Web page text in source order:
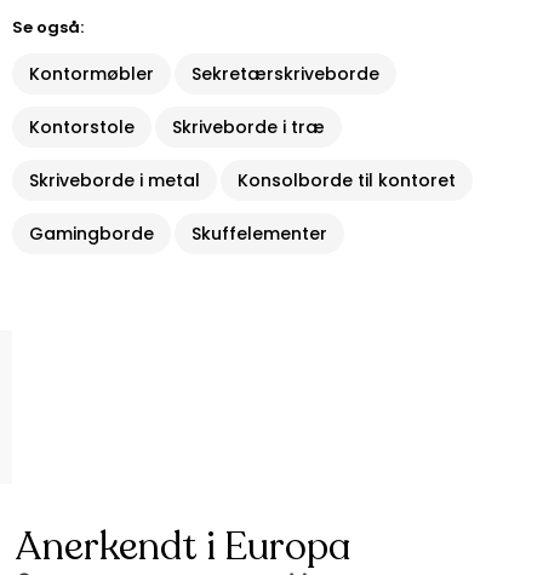
Se også:
Kontormøbler Sekretærskriveborde
Kontorstole Skriveborde i træ
Skriveborde i metal Konsolborde til kontoret
Gamingborde Skuffelementer
Anerkendt i Europa